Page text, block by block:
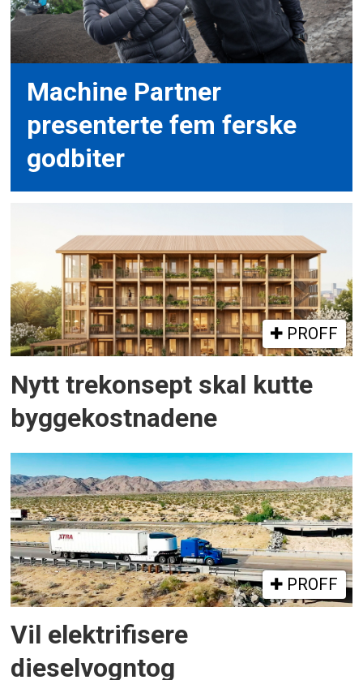
Machine Partner
presenterte fem ferske
godbiter
PROFF
Nytt trekonsept skal kutte
byggekostnadene
PROFF
Vil elektrifisere
dieselvogntog